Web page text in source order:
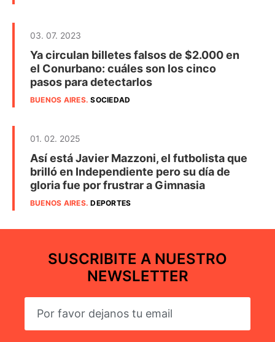
03. 07. 2023
Ya circulan billetes falsos de $2.000 en
el Conurbano: cuáles son los cinco
pasos para detectarlos
BUENOS AIRES.SOCIEDAD
01. 02. 2025
Así está Javier Mazzoni, el futbolista que
brilló en Independiente pero su día de
gloria fue por frustrar a Gimnasia
BUENOS AIRES.DEPORTES
SUSCRIBITE A NUESTRO
NEWSLETTER